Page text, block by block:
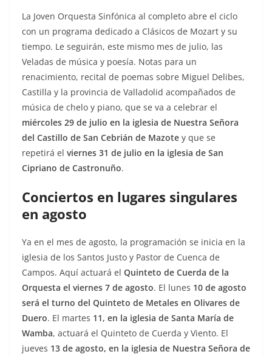
La Joven Orquesta Sinfónica al completo abre el ciclo
con un programa dedicado a Clásicos de Mozart y su
tiempo. Le seguirán, este mismo mes de julio, las
Veladas de música y poesía. Notas para un
renacimiento, recital de poemas sobre Miguel Delibes,
Castilla y la provincia de Valladolid acompañados de
música de chelo y piano, que se va a celebrar el
miércoles 29 de julio en la iglesia de Nuestra Señora
del Castillo de San Cebrián de Mazote y que se
repetirá el viernes 31 de julio en la iglesia de San
Cipriano de Castronuño.
Conciertos en lugares singulares
en agosto
Ya en el mes de agosto, la programación se inicia en la
iglesia de los Santos Justo y Pastor de Cuenca de
Campos. Aquí actuará el Quinteto de Cuerda de la
Orquesta el viernes 7 de agosto. El lunes 10 de agosto
será el turno del Quinteto de Metales en Olivares de
Duero. El martes 11, en la iglesia de Santa María de
Wamba, actuará el Quinteto de Cuerda y Viento. El
jueves 13 de agosto, en la iglesia de Nuestra Señora de